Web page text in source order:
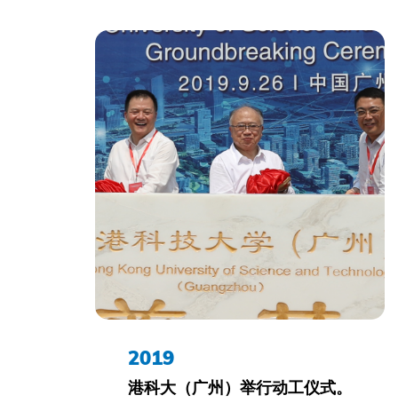
2019
港科大（广州）举行动工仪式。